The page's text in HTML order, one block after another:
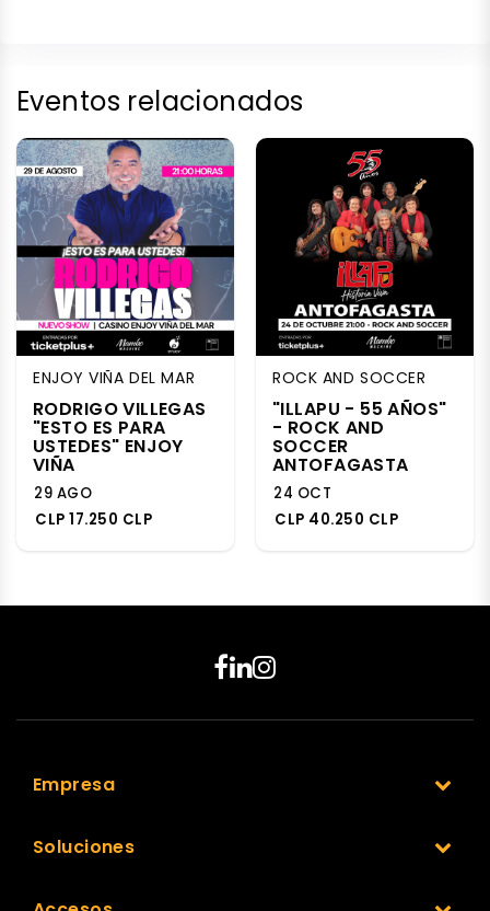
Eventos relacionados
ENJOY VIÑA DEL MAR
RODRIGO VILLEGAS
"ESTO ES PARA
USTEDES" ENJOY
VIÑA
29 AGO
CLP 17.250 CLP
ROCK AND SOCCER
"ILLAPU - 55 AÑOS"
- ROCK AND
SOCCER
ANTOFAGASTA
24 OCT
CLP 40.250 CLP
Empresa
Soluciones